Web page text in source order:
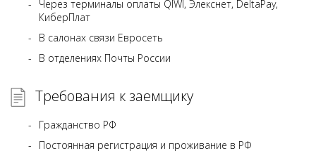
Через терминалы оплаты QIWI, Элекснет, DeltaPay,
КиберПлат
В салонах связи Евросеть
В отделениях Почты России
Требования к заемщику
Гражданство РФ
Постоянная регистрация и проживание в РФ